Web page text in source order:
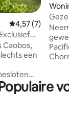
Gemiddelde
4,57 (7)
Caobos,
een
feesten
beschikt
veilig
geweldige